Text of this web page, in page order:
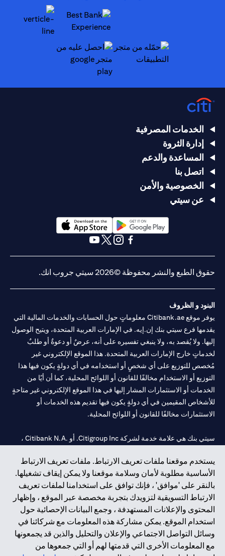
opens in a new tab
يستخدم موقعنا ملفات تعريف الارتباط. ملفات تعريف الارتباط
الأساسية مطلوبة لأمان وسلامة موقعنا ولا يمكن إيقاف تشغيلها.
بالنقر على 'موافق' ، فإنك توافق على استخدامنا لملفات تعريف
الارتباط التسويقية لتزويدك بتجربة مخصصة عبر الموقع ، وإظهار
المحتوى والإعلانات المستهدفة ، وجمع البيانات الإحصائية حول
استخدام الموقع. يمكن مشاركة هذه المعلومات مع شركائنا في
وسائل التواصل الاجتماعي والإعلان والتحليل والذين قد يجمعونها
مع المعلومات الأخرى التي قدمتها لهم أو التي جمعوها من
الخدمات المصرفية
إدارة الثروة
المساعدة والدعم
اتصل بنا
الخصوصية والأمن
عن سيتي
opens in a new tab
opens in a new tab
حقوق الطبع والنشر محفوظة ©2026 سيتي جروب انك.
البنود و الظروف
يوفر موقع Citibank.ae معلوماتٍ حول الحسابات والخدمات المالية التي
يقدمها فرع سيتي بنك إن.إيه. في الإمارات العربية المتحدة، ويتيح الوصول
إليها. ولا يُقصد به، ولا ينبغي تفسيره على أنه، عرضٌ أو دعوةٌ أو طلبٌ
لخدماتٍ خارج الإمارات العربية المتحدة. هذا الموقع الإلكتروني غير
مُخصص للتوزيع على أي شخصٍ أو استخدامه في أي دولةٍ يكون فيها هذا
التوزيع أو الاستخدام مخالفًا للقانون أو اللوائح المحلية، كما أن أيًا من
الخدمات أو الاستثمارات المشار إليها في هذا الموقع الإلكتروني غير متاحةٍ
للأشخاص المقيمين في أي دولةٍ يكون فيها تقديم هذه الخدمات أو
الاستثمارات مخالفًا للقانون أو اللوائح المحلية.
سيتي بنك هي علامة خدمة لشركة Citigroup Inc. أو .Citibank N.A ،
سيتي بنك إن. إيه. الإمارات مسجل لدى مصرف الإمارات المركزي تحت
أرقام التراخيص 202563 لفرع الوصل في دبي، 531989 لفرع مول
الإمارات في دبي، و CN-1002019 لفرع أبوظبي. هاتف: 4000 311 04.
فرع سيتي بنك إن إيه - الإمارات العربية المتحدة مرخص من مصرف
الإمارات العربية المتحدة المركزي كفرع لبنك أجنبي.
سيتي بنك إن إيه الإمارات العربية المتحدة مرخص من هيئة الأوراق المالية
والسلع في الإمارات العربية المتحدة ("SCA") للقيام بالنشاط المالي لـ أ)